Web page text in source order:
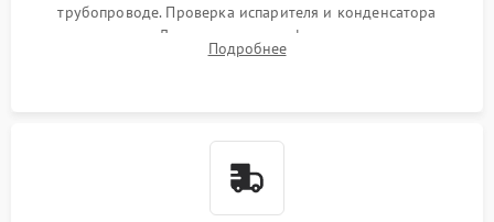
трубопроводе. Проверка испарителя и конденсатора
течеискателем. Демонтаж старого фильтра-осушителя и
продувка капиллярной трубки для устранения засоров.
Подробнее